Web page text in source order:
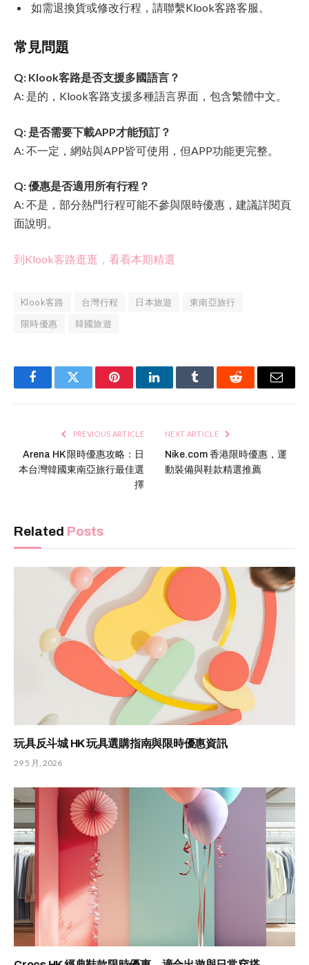
如需退換貨或修改行程，請聯繫Klook客路客服。
常見問題
Q: Klook客路是否支援多國語言？
A: 是的，Klook客路支援多種語言界面，包含繁體中文。
Q: 是否需要下載APP才能預訂？
A: 不一定，網站與APP皆可使用，但APP功能更完整。
Q: 優惠是否適用所有行程？
A: 不是，部分熱門行程可能不參與限時優惠，建議詳閱頁
面說明。
到Klook客路逛逛，看看本期精選
Klook客路 台灣行程 日本旅遊
東南亞旅行
限時優惠
韓國旅遊
FacebookTwitter PinterestLinkedInTumblr Reddit Email
PREVIOUS ARTICLE
Arena HK 限時優惠攻略：日
本台灣韓國東南亞旅行最佳選
擇
NEXT ARTICLE
Nike.com 香港限時優惠，運
動裝備與鞋款精選推薦
Related Posts
玩具反斗城 HK 玩具選購指南與限時優惠資訊
29 5 月, 2026